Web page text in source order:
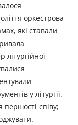
оркестрова
які ставали
у літургії.
співу;